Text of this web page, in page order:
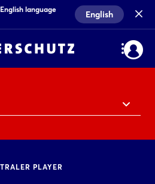
language
English
PLAYER